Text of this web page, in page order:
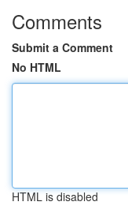
Comments
Submit a Comment
No HTML
HTML is disabled